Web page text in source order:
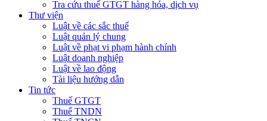
Tra cứu thuế GTGT hàng hóa, dịch vụ
Thư viện
Luật về các sắc thuế
Luật quản lý chung
Luật về phạt vi phạm hành chính
Luật doanh nghiệp
Luật về lao động
Tài liệu hướng dẫn
Tin tức
Thuế GTGT
Thuế TNDN